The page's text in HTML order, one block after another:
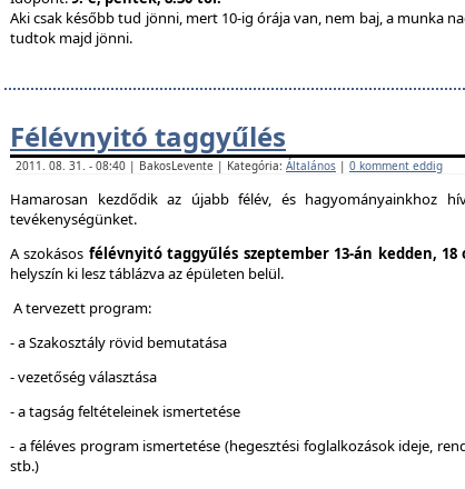
Aki csak később tud jönni, mert 10-ig órája van, nem baj, a munka
tudtok majd jönni.
Félévnyitó taggyűlés
2011. 08. 31. - 08:40 | BakosLevente | Kategória: Általános | 0 komment eddig
Hamarosan kezdődik az újabb félév, és hagyományainkhoz
tevékenységünket.
A szokásos félévnyitó taggyűlés szeptember 13-án kedden,
helyszín ki lesz táblázva az épületen belül.
A tervezett program:
- a Szakosztály rövid bemutatása
- vezetőség választása
- a tagság feltételeinek ismertetése
- a féléves program ismertetése (hegesztési foglalkozások ideje,
stb.)